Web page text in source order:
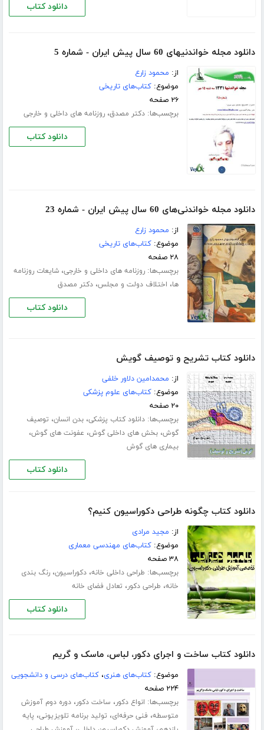
دانلود کتاب
دانلود مجله خواندنیهای 60 سال پیش ایران - شماره 5
از: محمود زارع
موضوع:کتاب‌های تاریخی
۲۶ صفحه
برچسب‌ها:دکتر مصدق،روزنامه های داخلی و خارجی
دانلود کتاب
دانلود مجله خواندنی‌های 60 سال پیش ایران - شماره 23
از: محمود زارع
موضوع:کتاب‌های تاریخی
۲۸ صفحه
برچسب‌ها:روزنامه های داخلی و خارجی،شایعات روزنامه
ها، اختلاف دولت و مجلس،دکتر مصدق
دانلود کتاب
دانلود کتاب تشریح و توصیف گویش
از: محمدامین دلاور خلفی
موضوع:کتاب‌های علوم پزشکی
۲۰ صفحه
برچسب‌ها:دانلود کتاب پزشکی،بدن انسان، توصیف
گوش،بخش های داخلی گوش، عفونت های گوش،
بیماری های گوش
دانلود کتاب
دانلود کتاب چگونه طراحی دکوراسیون کنیم؟
از: مجید مرادی
موضوع:کتاب‌های مهندسی معماری
۳۸ صفحه
برچسب‌ها: طراحی داخلی خانه،دکوراسیون،رنگ بندی
خانه، طراحی دکور، تعادل فضای خانه
دانلود کتاب
دانلود کتاب ساخت و اجرای دکور، لباس، ماسک و گریم
موضوع:کتاب‌های هنری،کتاب‌های درسی و دانشجویی
۲۲۴ صفحه
برچسب‌ها: انواع دکور، ساخت دکور،دوره دوم آموزش
متوسطه، فنی حرفه‌ای، تولید برنامه‌ تلویزیونی، پایه